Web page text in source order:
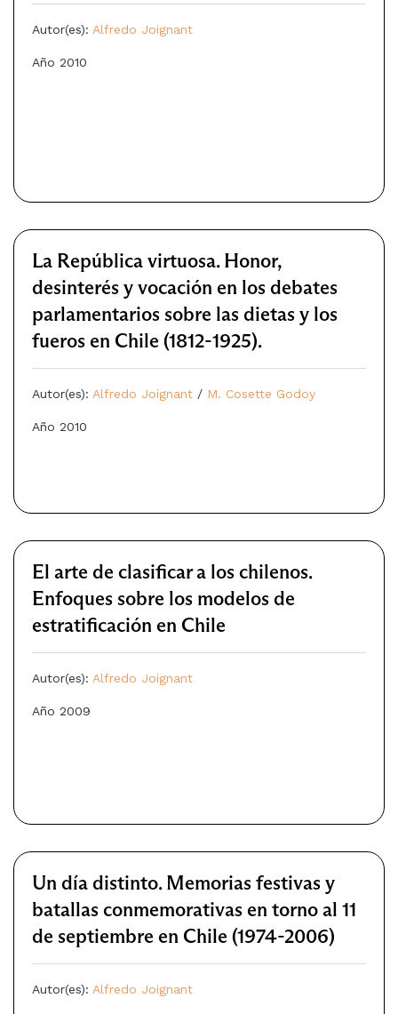
Autor(es): Alfredo Joignant
Año 2010
La República virtuosa. Honor,
desinterés y vocación en los debates
parlamentarios sobre las dietas y los
fueros en Chile (1812-1925).
Autor(es): Alfredo Joignant / M. Cosette Godoy
Año 2010
El arte de clasificar a los chilenos.
Enfoques sobre los modelos de
estratificación en Chile
Autor(es): Alfredo Joignant
Año 2009
Un día distinto. Memorias festivas y
batallas conmemorativas en torno al 11
de septiembre en Chile (1974-2006)
Autor(es): Alfredo Joignant